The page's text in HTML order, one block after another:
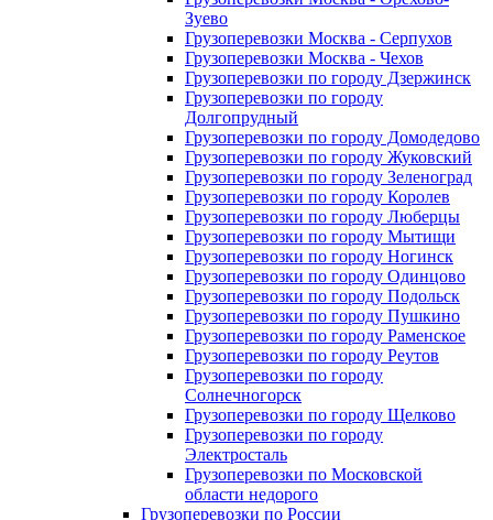
Зуево
Грузоперевозки Москва - Серпухов
Грузоперевозки Москва - Чехов
Грузоперевозки по городу Дзержинск
Грузоперевозки по городу
Долгопрудный
Грузоперевозки по городу Домодедово
Грузоперевозки по городу Жуковский
Грузоперевозки по городу Зеленоград
Грузоперевозки по городу Королев
Грузоперевозки по городу Люберцы
Грузоперевозки по городу Мытищи
Грузоперевозки по городу Ногинск
Грузоперевозки по городу Одинцово
Грузоперевозки по городу Подольск
Грузоперевозки по городу Пушкино
Грузоперевозки по городу Раменское
Грузоперевозки по городу Реутов
Грузоперевозки по городу
Солнечногорск
Грузоперевозки по городу Щелково
Грузоперевозки по городу
Электросталь
Грузоперевозки по Московской
области недорого
Грузоперевозки по России